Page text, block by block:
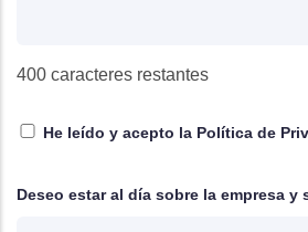
400 caracteres restantes
He leído y acepto la Política de
Deseo estar al día sobre la empresa y